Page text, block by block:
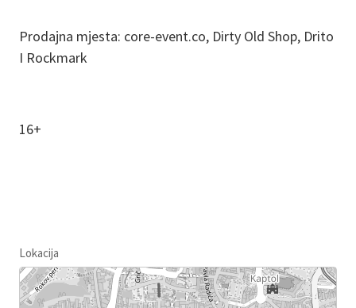
Prodajna mjesta: core-event.co, Dirty Old Shop, Drito
I Rockmark
16+
Lokacija